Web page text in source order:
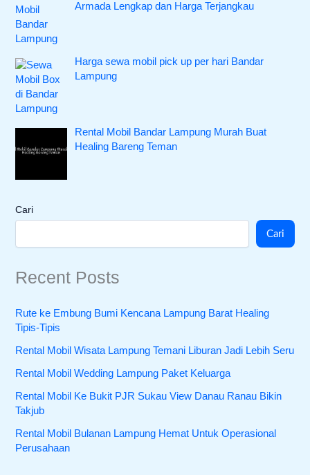
Armada Lengkap dan Harga Terjangkau
Harga sewa mobil pick up per hari Bandar
Lampung
Rental Mobil Bandar Lampung Murah Buat
Healing Bareng Teman
Cari
Cari
Recent Posts
Rute ke Embung Bumi Kencana Lampung Barat Healing
Tipis-Tipis
Rental Mobil Wisata Lampung Temani Liburan Jadi Lebih Seru
Rental Mobil Wedding Lampung Paket Keluarga
Rental Mobil Ke Bukit PJR Sukau View Danau Ranau Bikin
Takjub
Rental Mobil Bulanan Lampung Hemat Untuk Operasional
Perusahaan